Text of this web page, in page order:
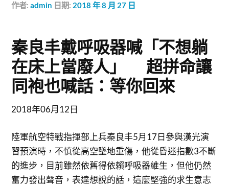
作者:admin 日期: 2018 年 8 月 27 日
秦良丰戴呼吸器喊「不想躺
在床上當廢人」 超拼命讓
同袍也喊話：等你回來
2018年06月12日
陸軍航空特戰指揮部上兵秦良丰5月17日參與漢光演
習預演時，不慎從高空墜地重傷，他從昏迷指數3不斷
的進步，目前雖然依舊得依賴呼吸器維生，但他仍然
奮力發出聲音，表達想說的話，這麼堅強的求生意志